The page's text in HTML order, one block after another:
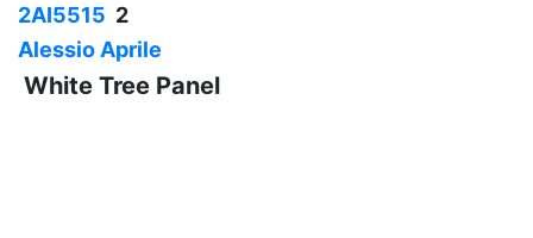
2AI5515 2
Alessio Aprile
White Tree Panel